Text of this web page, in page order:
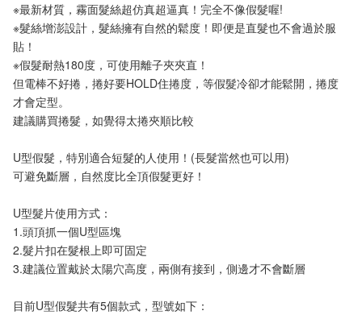
※最新材質，霧面髮絲超仿真超逼真！完全不像假髮喔!
※髮絲增澎設計，髮絲擁有自然的鬆度！即便是直髮也不會過於服
貼！
※假髮耐熱180度，可使用離子夾夾直！
但電棒不好捲，捲好要HOLD住捲度，等假髮冷卻才能鬆開，捲度
才會定型。
建議購買捲髮，如覺得太捲夾順比較
U型假髮，特別適合短髮的人使用！(長髮當然也可以用)
可避免斷層，自然度比全頂假髮更好！
U型髮片使用方式：
1.頭頂抓一個U型區塊
2.髮片扣在髮根上即可固定
3.建議位置戴於太陽穴高度，兩側有接到，側邊才不會斷層
目前U型假髮共有5個款式，型號如下：